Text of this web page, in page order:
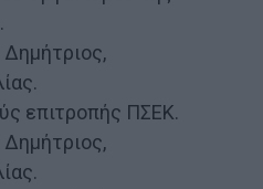
επιτροπής ΠΣΕΚ.